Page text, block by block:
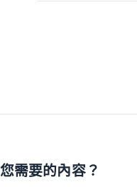
需要的內容？